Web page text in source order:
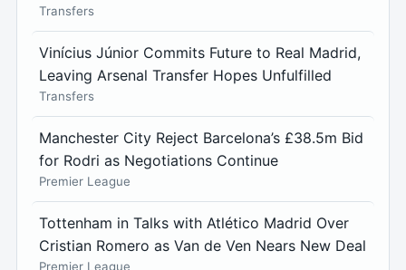
Transfers
Vinícius Júnior Commits Future to Real Madrid,
Leaving Arsenal Transfer Hopes Unfulfilled
Transfers
Manchester City Reject Barcelona’s £38.5m Bid
for Rodri as Negotiations Continue
Premier League
Tottenham in Talks with Atlético Madrid Over
Cristian Romero as Van de Ven Nears New Deal
Premier League